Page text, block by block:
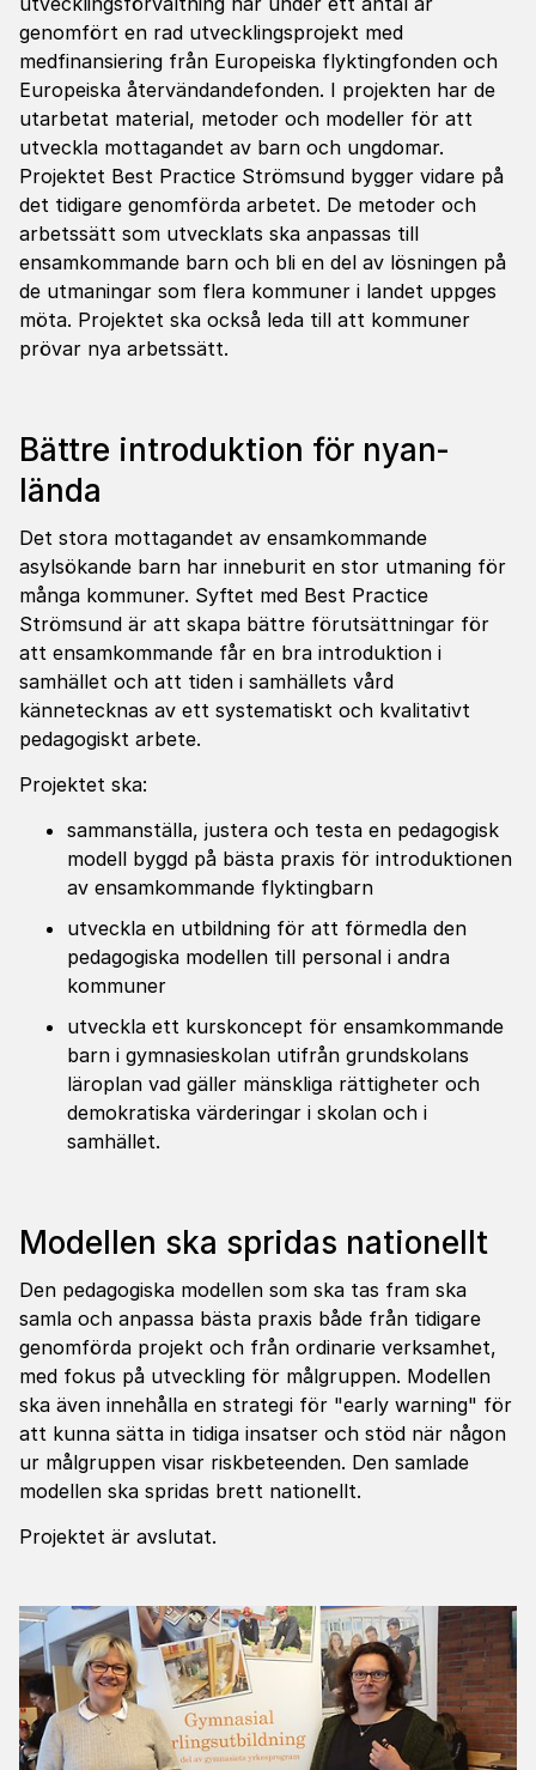
genomfört en rad utvecklingsprojekt med
medfinansiering från Europeiska flyktingfonden och
Europeiska återvändandefonden. I projekten har de
utarbetat material, metoder och modeller för att
utveckla mottagandet av barn och ungdomar.
Projektet Best Practice Strömsund bygger vidare på
det tidigare genomförda arbetet. De metoder och
arbetssätt som utvecklats ska anpassas till
ensamkommande barn och bli en del av lösningen på
de utmaningar som flera kommuner i landet uppges
möta. Projektet ska också leda till att kommuner
prövar nya arbetssätt.
Bättre intro­duk­tion för nyan­
lända
Det stora mottagandet av ensamkommande
asylsökande barn har inneburit en stor utmaning för
många kommuner. Syftet med Best Practice
Strömsund är att skapa bättre förutsättningar för
att ensamkommande får en bra introduktion i
samhället och att tiden i samhällets vård
kännetecknas av ett systematiskt och kvalitativt
pedagogiskt arbete.
Projektet ska:
sammanställa, justera och testa en pedagogisk
modell byggd på bästa praxis för introduktionen
av ensamkommande flyktingbarn
utveckla en utbildning för att förmedla den
pedagogiska modellen till personal i andra
kommuner
utveckla ett kurskoncept för ensamkommande
barn i gymnasieskolan utifrån grundskolans
läroplan vad gäller mänskliga rättigheter och
demokratiska värderingar i skolan och i
samhället.
Modellen ska spridas natio­nellt
Den pedagogiska modellen som ska tas fram ska
samla och anpassa bästa praxis både från tidigare
genomförda projekt och från ordinarie verksamhet,
med fokus på utveckling för målgruppen. Modellen
ska även innehålla en strategi för "early warning" för
att kunna sätta in tidiga insatser och stöd när någon
ur målgruppen visar riskbeteenden. Den samlade
modellen ska spridas brett nationellt.
Projektet är avslutat.